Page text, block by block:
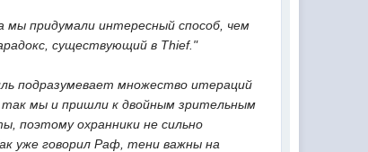
мы придумали интересный способ, чем
существующий в Thief."
подразумевает множество итераций 
так мы и пришли к двойным зрительным
поэтому охранники не сильно
уже говорил Раф, тени важны на